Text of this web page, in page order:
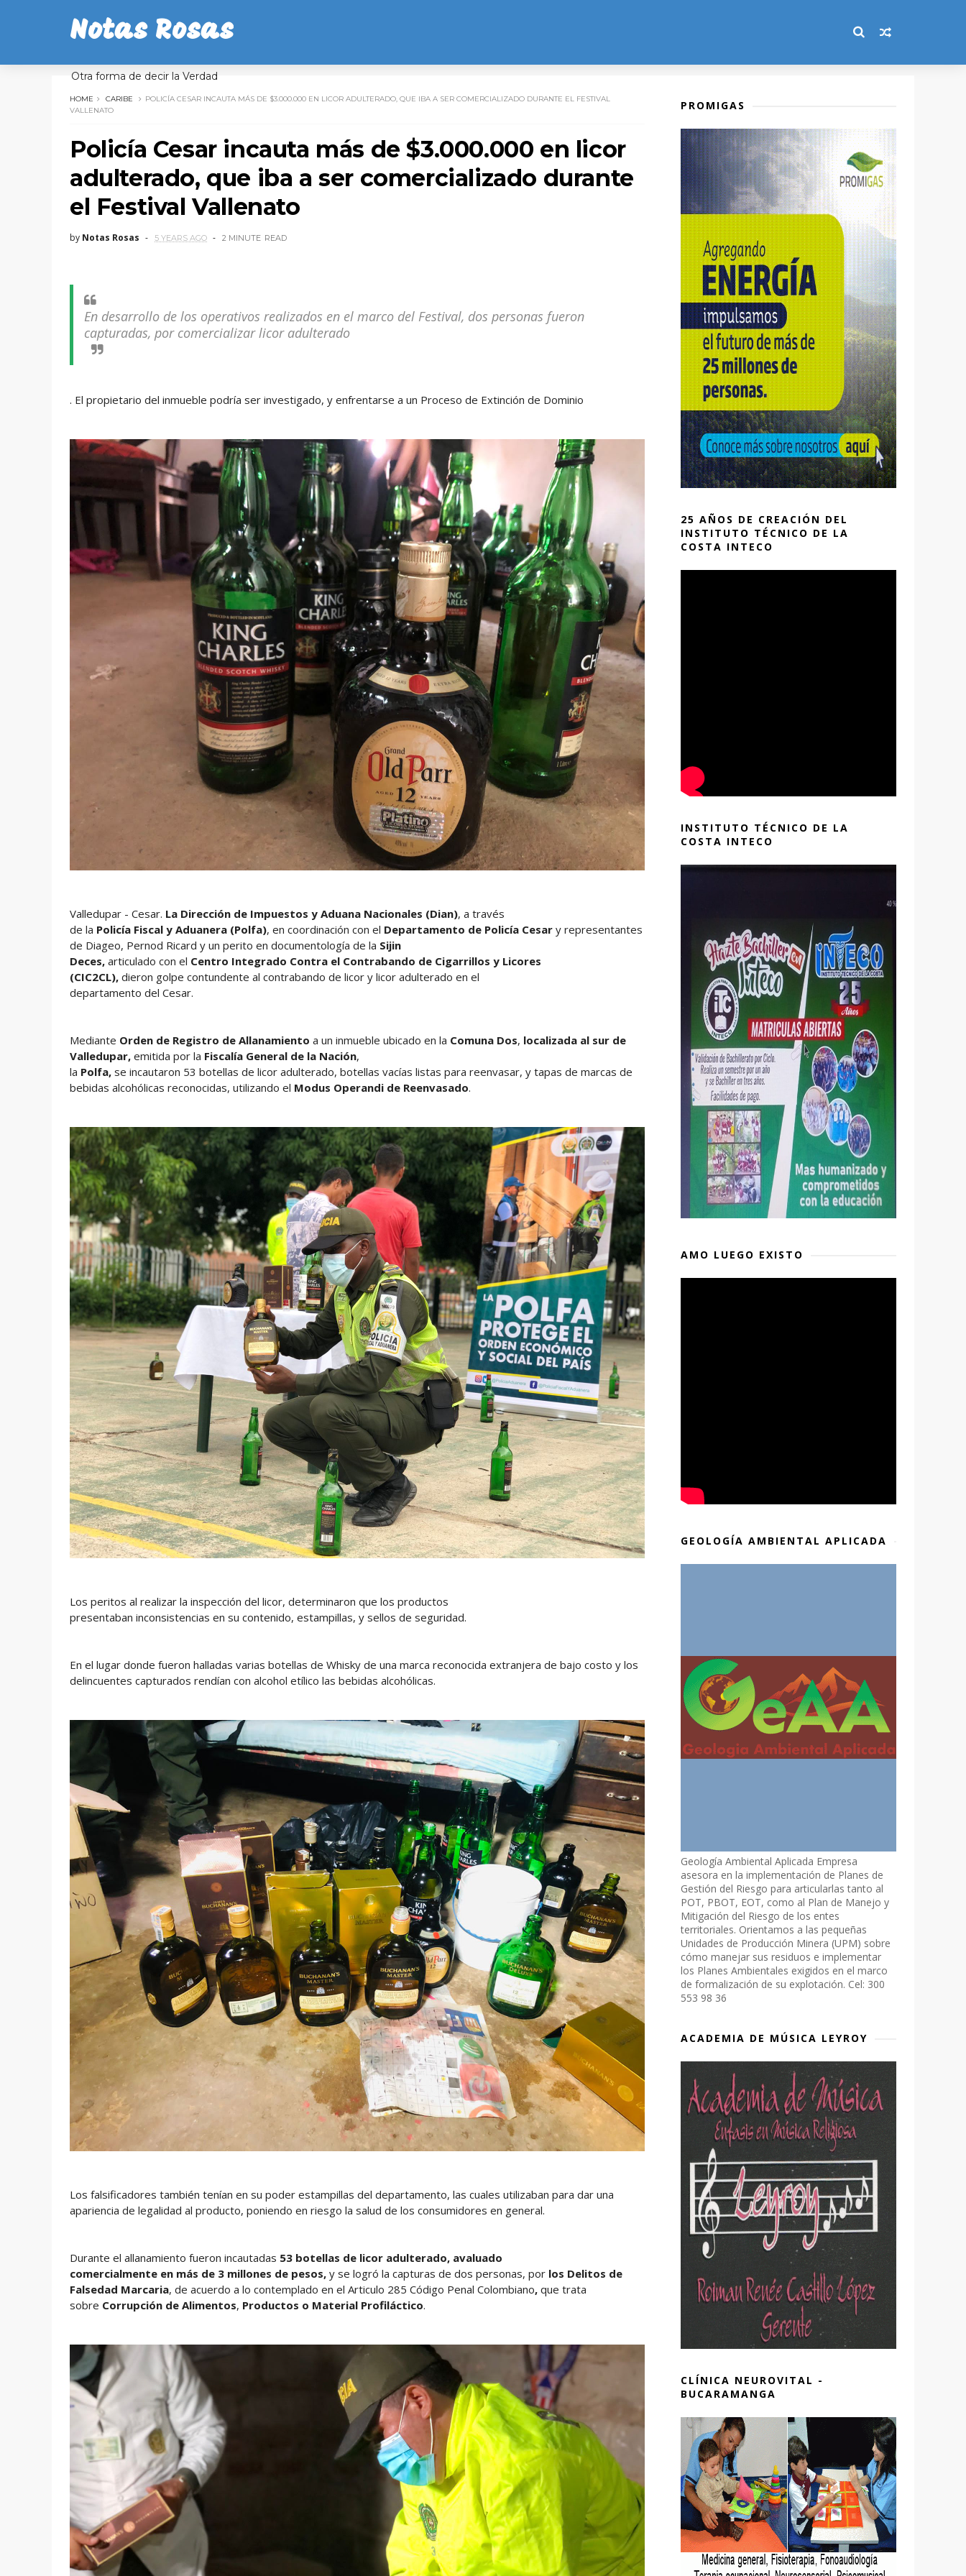
Notas Rosas
Otra forma de decir la Verdad
HOME CARIBE
POLICÍA CESAR INCAUTA MÁS DE $3.000.000 EN LICOR ADULTERADO, QUE IBA A SER COMERCIALIZADO DURANTE EL FESTIVAL
VALLENATO
Policía Cesar incauta más de $3.000.000 en licor
adulterado, que iba a ser comercializado durante
el Festival Vallenato
by Notas Rosas 5 YEARS AGO 2 MINUTE READ
En desarrollo de los operativos realizados en el marco del Festival, dos personas fueron
capturadas, por comercializar licor adulterado
. El propietario del inmueble podría ser investigado, y enfrentarse a un Proceso de Extinción de Dominio
Valledupar - Cesar. La Dirección de Impuestos y Aduana Nacionales (Dian), a través
de la Policía Fiscal y Aduanera (Polfa), en coordinación con el Departamento de Policía Cesar y representantes
de Diageo, Pernod Ricard y un perito en documentología de la Sijin
Deces, articulado con el Centro Integrado Contra el Contrabando de Cigarrillos y Licores
(CIC2CL), dieron golpe contundente al contrabando de licor y licor adulterado en el
departamento del Cesar.
Mediante Orden de Registro de Allanamiento a un inmueble ubicado en la Comuna Dos, localizada al sur de
Valledupar, emitida por la Fiscalía General de la Nación,
la Polfa, se incautaron 53 botellas de licor adulterado, botellas vacías listas para reenvasar, y tapas de marcas de
bebidas alcohólicas reconocidas, utilizando el Modus Operandi de Reenvasado.
Los peritos al realizar la inspección del licor, determinaron que los productos
presentaban inconsistencias en su contenido, estampillas, y sellos de seguridad.
En el lugar donde fueron halladas varias botellas de Whisky de una marca reconocida extranjera de bajo costo y los
delincuentes capturados rendían con alcohol etílico las bebidas alcohólicas.
Los falsificadores también tenían en su poder estampillas del departamento, las cuales utilizaban para dar una
apariencia de legalidad al producto, poniendo en riesgo la salud de los consumidores en general.
Durante el allanamiento fueron incautadas 53 botellas de licor adulterado, avaluado
comercialmente en más de 3 millones de pesos, y se logró la capturas de dos personas, por los Delitos de
Falsedad Marcaria, de acuerdo a lo contemplado en el Articulo 285 Código Penal Colombiano, que trata
sobre Corrupción de Alimentos, Productos o Material Profiláctico.
PROMIGAS
25 AÑOS DE CREACIÓN DEL
INSTITUTO TÉCNICO DE LA
COSTA INTECO
INSTITUTO TÉCNICO DE LA
COSTA INTECO
AMO LUEGO EXISTO
GEOLOGÍA AMBIENTAL APLICADA
Geología Ambiental Aplicada Empresa
asesora en la implementación de Planes de
Gestión del Riesgo para articularlas tanto al
POT, PBOT, EOT, como al Plan de Manejo y
Mitigación del Riesgo de los entes
territoriales. Orientamos a las pequeñas
Unidades de Producción Minera (UPM) sobre
cómo manejar sus residuos e implementar
los Planes Ambientales exigidos en el marco
de formalización de su explotación. Cel: 300
553 98 36
ACADEMIA DE MÚSICA LEYROY
CLÍNICA NEUROVITAL -
BUCARAMANGA